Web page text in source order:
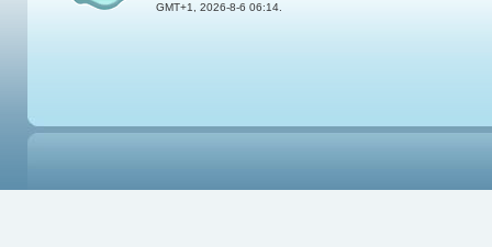
GMT+1, 2026-8-6 06:14.